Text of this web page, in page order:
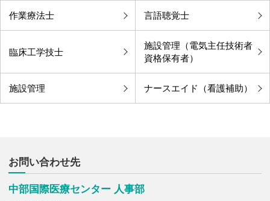
作業療法士 言語聴覚士
臨床工学技士
施設管理（電気主任技術者
資格保有者）
施設管理 ナースエイド（看護補助）
中部国際医療センター 人事部